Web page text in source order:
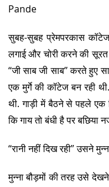
Pande
सुबह-सुबह प्रेमपरकास
लगाई और चोरी करने की
“जी साब जी साब” करते हुए
एक मुर्गे की कॉटेज बन रही
थी. गाड़ी में बैठने से पहले एक
कि गाय तो बंधी है पर बछिया
“रानी नहीं दिख रही” उसने
मुन्ना बौड़मों की तरह उसे